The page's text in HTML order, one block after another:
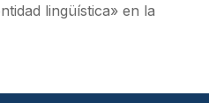
lingüística» en la